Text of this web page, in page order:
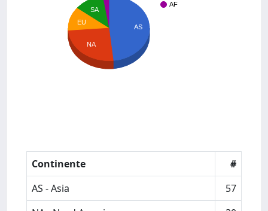
AF
AS
SA
EU
NA
Continente
#
AS - Asia
57